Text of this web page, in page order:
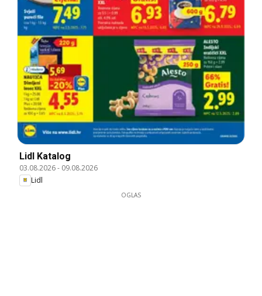
Lidl Katalog
03.08.2026- 09.08.2026
Lidl
OGLAS